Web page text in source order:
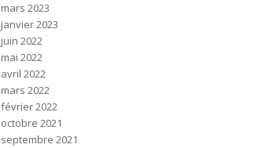
mars 2023
janvier 2023
juin 2022
mai 2022
avril 2022
mars 2022
février 2022
octobre 2021
septembre 2021